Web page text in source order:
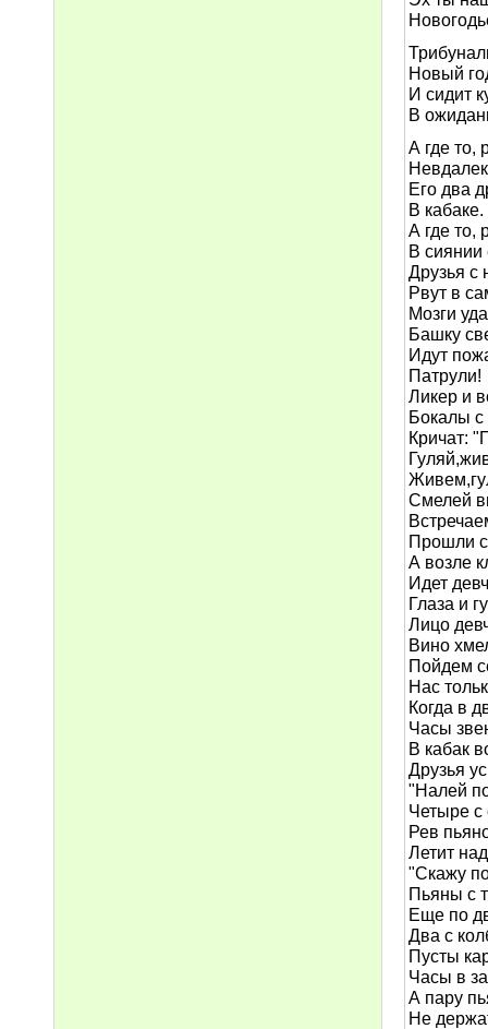
Новый
И сидит
В
А где то,
Его два
В кабаке.
А где то,
В сиянии
Друзья с
Рвут в
Мозги
Башку
Идут
Патрули!
Ликер и
Бокалы
Кричат:
Смелей
Прошли
А возле
Идет
Глаза и
Лицо
Вино
Пойдем
Нас
Когда в
Часы
В кабак
Друзья
"Налей
Четыре
Рев
Летит
"Скажу
Пьяны с
Еще по
Два с
Пусты
Часы в
А пару
Не